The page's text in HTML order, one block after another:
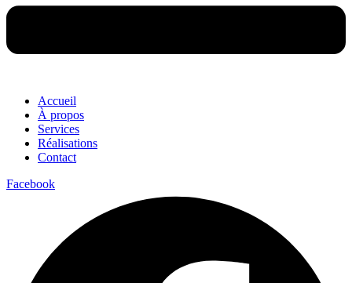
Accueil
À propos
Services
Réalisations
Contact
Facebook